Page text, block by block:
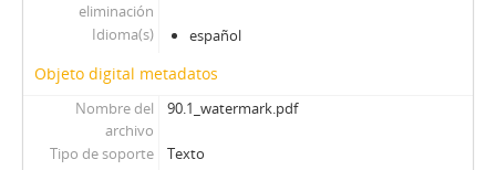
eliminación
Idioma(s) español
Objeto digital metadatos
Nombre del
archivo
90.1_watermark.pdf
Tipo de soporte
Texto